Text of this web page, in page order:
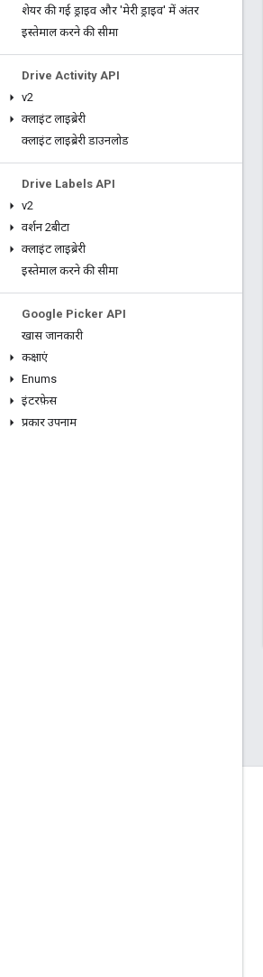
शेयर की गई ड्राइव और 'मेरी ड्राइव' में अंतर
इस्तेमाल करने की सीमा
Drive Activity API
v2
क्लाइंट लाइब्रेरी
क्लाइंट लाइब्रेरी डाउनलोड
Drive Labels API
v2
वर्शन 2बीटा
क्लाइंट लाइब्रेरी
इस्तेमाल करने की सीमा
Google Picker API
खास जानकारी
कक्षाएं
Enums
इंटरफ़ेस
प्रकार उपनाम